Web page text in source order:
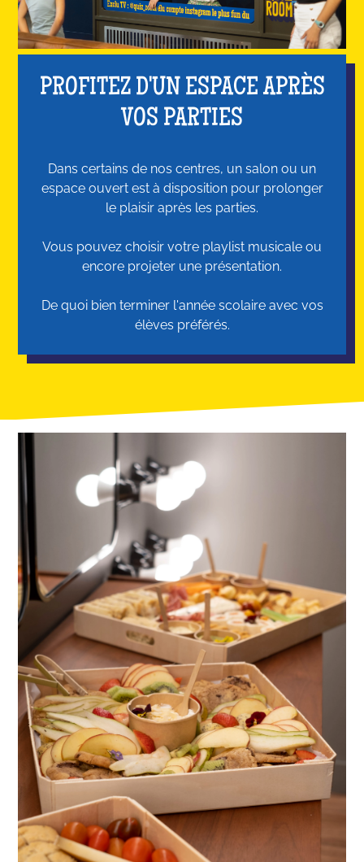
PROFITEZ D'UN ESPACE APRÈS
VOS PARTIES
Dans certains de nos centres, un salon ou un
espace ouvert est à disposition pour prolonger
le plaisir après les parties.
Vous pouvez choisir votre playlist musicale ou
encore projeter une présentation.
De quoi bien terminer l'année scolaire avec vos
élèves préférés.